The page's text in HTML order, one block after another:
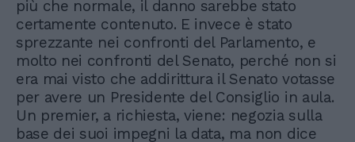
più che normale, il danno sarebbe stato
certamente contenuto. E invece è stato
sprezzante nei confronti del Parlamento, e
molto nei confronti del Senato, perché non si
era mai visto che addirittura il Senato votasse
per avere un Presidente del Consiglio in aula.
Un premier, a richiesta, viene: negozia sulla
base dei suoi impegni la data, ma non dice